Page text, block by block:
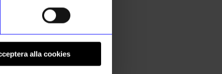
alla cookies
Ek
Väckarklocka Wakie Wake-Up light &